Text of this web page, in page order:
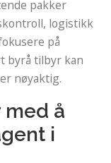
pakker
logistikk
på
byrå tilbyr kan
nøyaktig.
å
i